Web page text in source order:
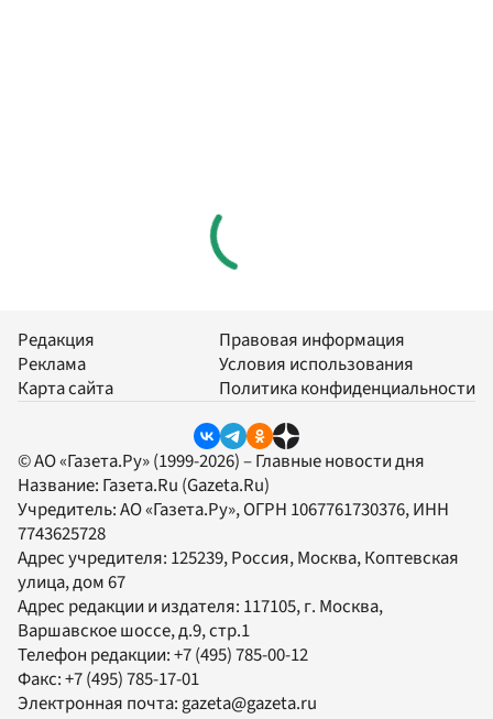
Редакция
Реклама
Карта сайта
Правовая информация
Условия использования
Политика конфиденциальности
© АО «Газета.Ру» (1999-2026) – Главные новости дня
Название: Газета.Ru (Gazeta.Ru)
Учредитель:АО «Газета.Ру», ОГРН 1067761730376, ИНН
7743625728
Адрес учредителя: 125239, Россия, Москва, Коптевская
улица, дом 67
Адрес редакции и издателя: 117105, г. Москва,
Варшавское шоссе, д.9, стр.1
Телефон редакции:+7 (495) 785-00-12
Факс:+7 (495) 785-17-01
Электронная почта:gazeta@gazeta.ru